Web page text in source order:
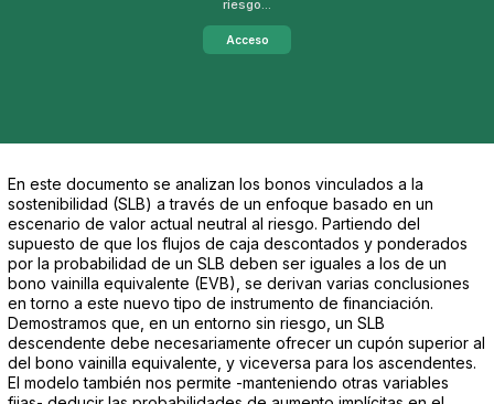
riesgo...
Acceso
En este documento se analizan los bonos vinculados a la
sostenibilidad (SLB) a través de un enfoque basado en un
escenario de valor actual neutral al riesgo. Partiendo del
supuesto de que los flujos de caja descontados y ponderados
por la probabilidad de un SLB deben ser iguales a los de un
bono vainilla equivalente (EVB), se derivan varias conclusiones
en torno a este nuevo tipo de instrumento de financiación.
Demostramos que, en un entorno sin riesgo, un SLB
descendente debe necesariamente ofrecer un cupón superior al
del bono vainilla equivalente, y viceversa para los ascendentes.
El modelo también nos permite -manteniendo otras variables